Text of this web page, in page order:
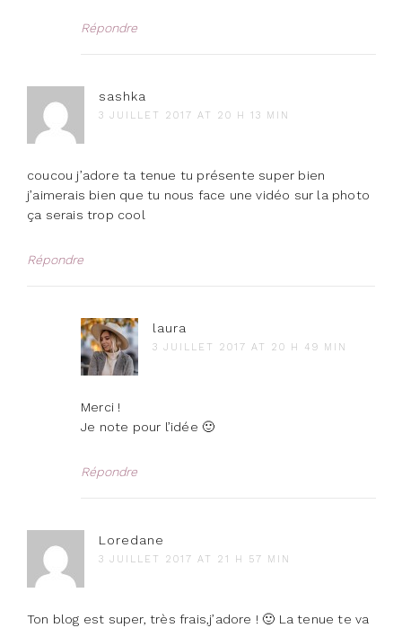
Répondre
sashka
3 JUILLET 2017 AT 20 H 13 MIN
coucou j’adore ta tenue tu présente super bien
j’aimerais bien que tu nous face une vidéo sur la photo
ça serais trop cool
Répondre
laura
3 JUILLET 2017 AT 20 H 49 MIN
Merci !
Je note pour l’idée 🙂
Répondre
Loredane
3 JUILLET 2017 AT 21 H 57 MIN
Ton blog est super, très frais,j’adore ! 🙂 La tenue te va